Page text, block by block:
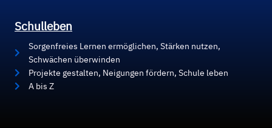
Schulleben
Sorgenfreies Lernen ermöglichen, Stärken nutzen,
Schwächen überwinden
Projekte gestalten, Neigungen fördern, Schule leben
A bis Z